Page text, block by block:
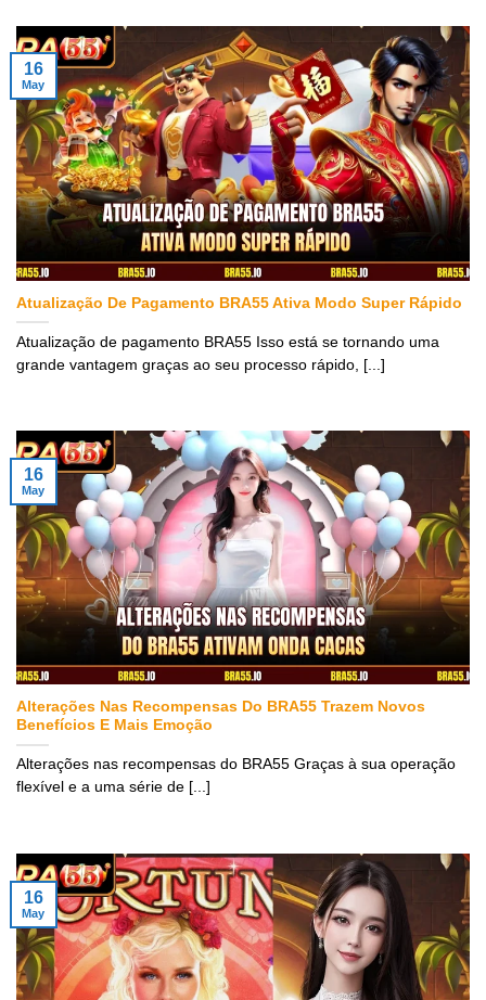
Atualização De Pagamento BRA55 Ativa Modo Super Rápido
Atualização de pagamento BRA55 Isso está se tornando uma
grande vantagem graças ao seu processo rápido, [...]
16
May
Alterações Nas Recompensas Do BRA55 Trazem Novos
Benefícios E Mais Emoção
Alterações nas recompensas do BRA55 Graças à sua operação
flexível e a uma série de [...]
16
May
16
May